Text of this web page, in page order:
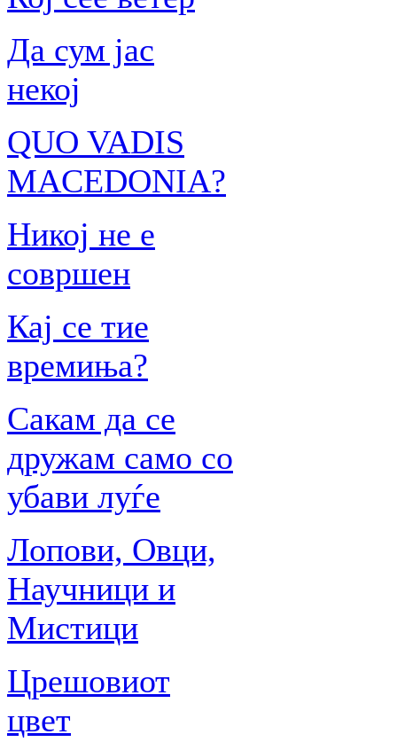
Да сум јас
некој
QUO VADIS
MACEDONIA?
Никој не е
совршен
Кај се тие
времиња?
Сакам да се
дружам само со
убави луѓе
Лопови, Овци,
Научници и
Мистици
Црешовиот
цвет